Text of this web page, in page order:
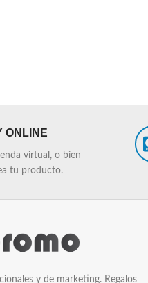
ONLINE
virtual, o bien
tu producto.
y de marketing. Regalos